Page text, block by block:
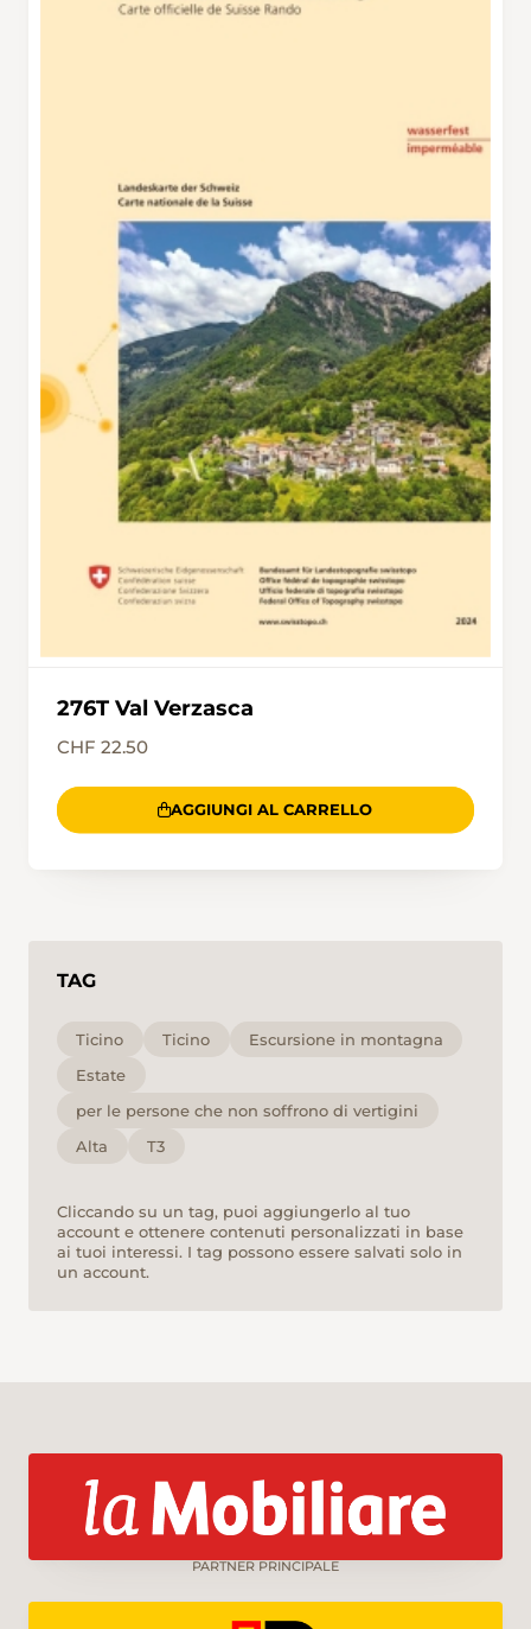
nördlichsten Gipfeln und Gletschern, dem
schliessen sich das Fiz- und das Aravis-Massiv
an. Weiter hinten leuchten an schönen Tagen
die Walliser und die Berner Alpen und die
Gipfel der Ecrins. Sogar die Chartreuse und der
Vercors sind auszumachen. Einfach toll! Diese
Wanderung geht vom Lac d’Emosson im
Norden über den Cheval Blanc und die Arête
du Nord zum Gipfel des Buet und über die
Vallon de Bérard ins Tal hinunter, das nach
Chamonix führt. Eine anstrengende,
anspruchsvolle Tour, die Kondition,
Engagement und Trittsicherheit verlangt, was
aber mit einem ausserordentlich schönen
Panorama belohnt wird.
276T Val Verzasca
CHF 22.50
AGGIUNGI AL CARRELLO
TAG
Ticino Ticino
Escursione in montagna
Estate
per le persone che non soffrono di vertigini
Alta
T3
Cliccando su un tag, puoi aggiungerlo al tuo
account e ottenere contenuti personalizzati in base
ai tuoi interessi. I tag possono essere salvati solo in
un account.
PARTNER PRINCIPALE